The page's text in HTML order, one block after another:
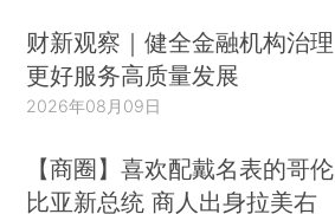
财新观察｜健全金融机构治理
更好服务高质量发展
2026年08月09日
【商圈】喜欢配戴名表的哥伦
比亚新总统 商人出身拉美右